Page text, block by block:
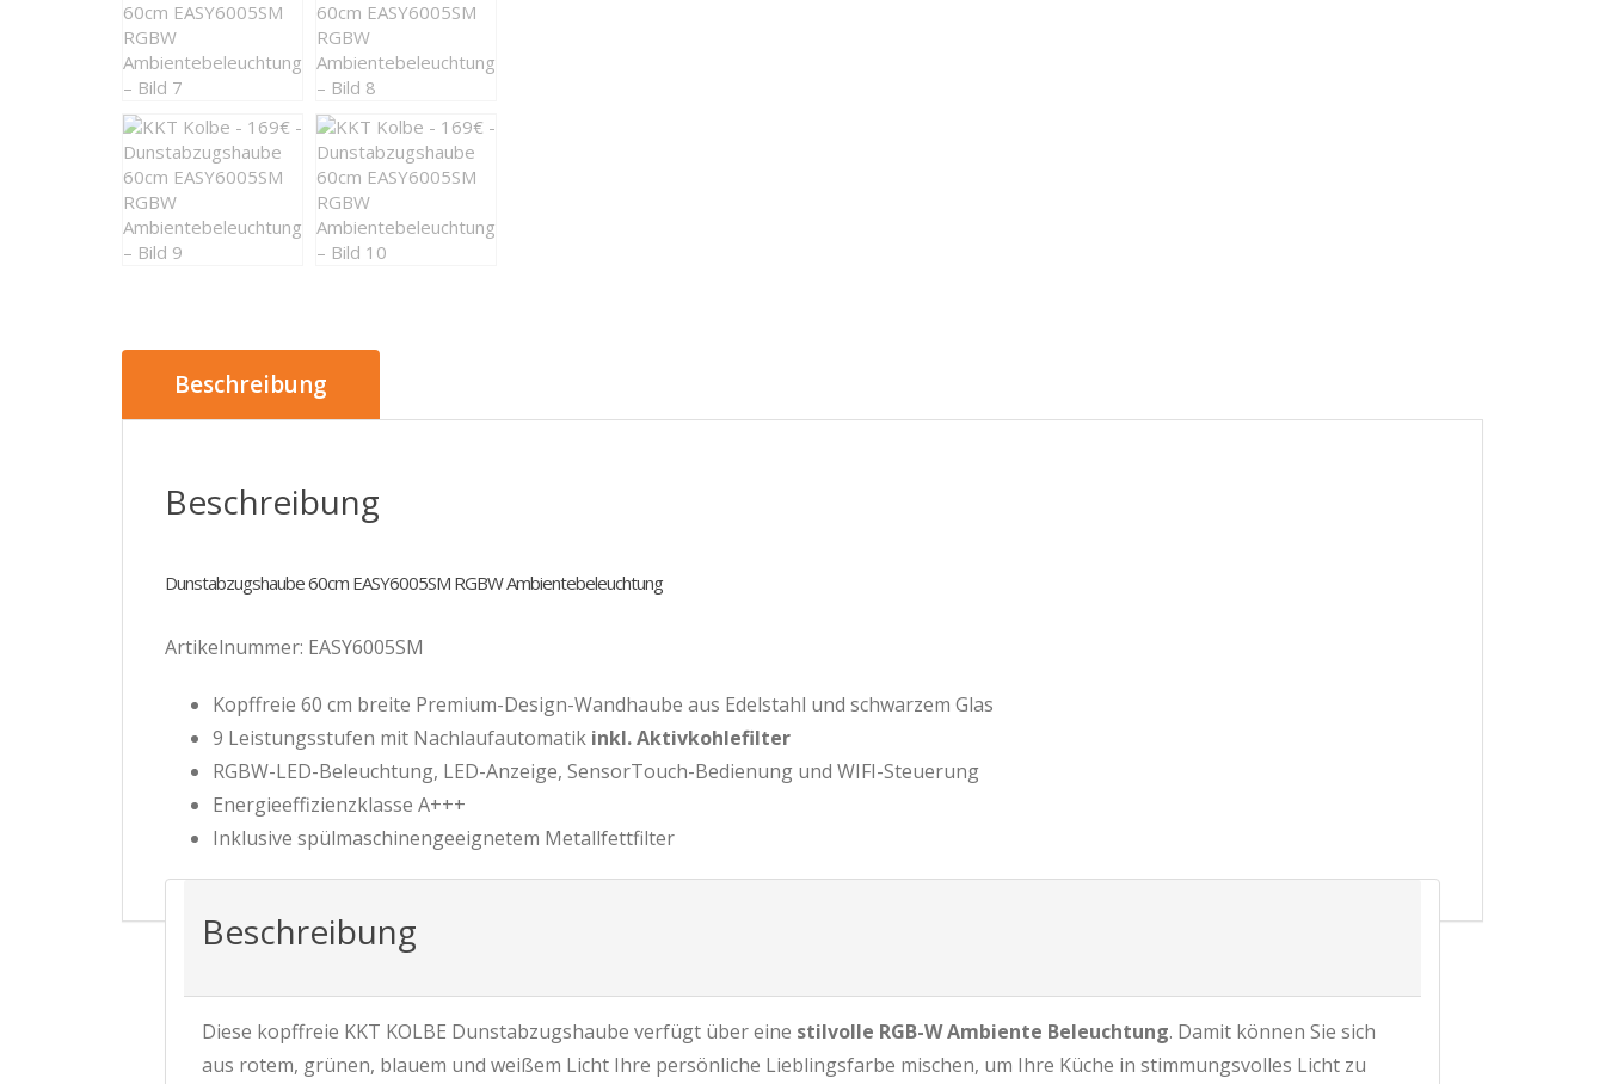
Beschreibung
Beschreibung
Dunstabzugshaube 60cm EASY6005SM RGBW Ambientebeleuchtung
Artikelnummer: EASY6005SM
Kopffreie 60 cm breite Premium-Design-Wandhaube aus Edelstahl und schwarzem Glas
9 Leistungsstufen mit Nachlaufautomatik inkl. Aktivkohlefilter
RGBW-LED-Beleuchtung, LED-Anzeige, SensorTouch-Bedienung und WIFI-Steuerung
Energieeffizienzklasse A+++
Inklusive spülmaschinengeeignetem Metallfettfilter
Beschreibung
Diese kopffreie KKT KOLBE Dunstabzugshaube verfügt über eine stilvolle RGB-W Ambiente Beleuchtung. Damit können Sie sich
aus rotem, grünen, blauem und weißem Licht Ihre persönliche Lieblingsfarbe mischen, um Ihre Küche in stimmungsvolles Licht zu